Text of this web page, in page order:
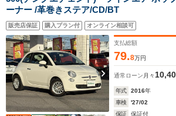
ーナー /革巻きステア/CD/BT
販売店保証 購入プラン付 オンライン相談可
支払総額
79.8万円
通常ローン 月々
年式 2016年
車検
'27/02
保証
保証付